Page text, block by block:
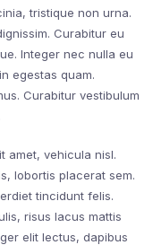
tristique non urna.
Curabitur eu
Integer nec nulla eu
egestas quam.
Curabitur vestibulum
amet, vehicula nisl.
lobortis placerat sem.
tincidunt felis.
risus lacus mattis
elit lectus, dapibus